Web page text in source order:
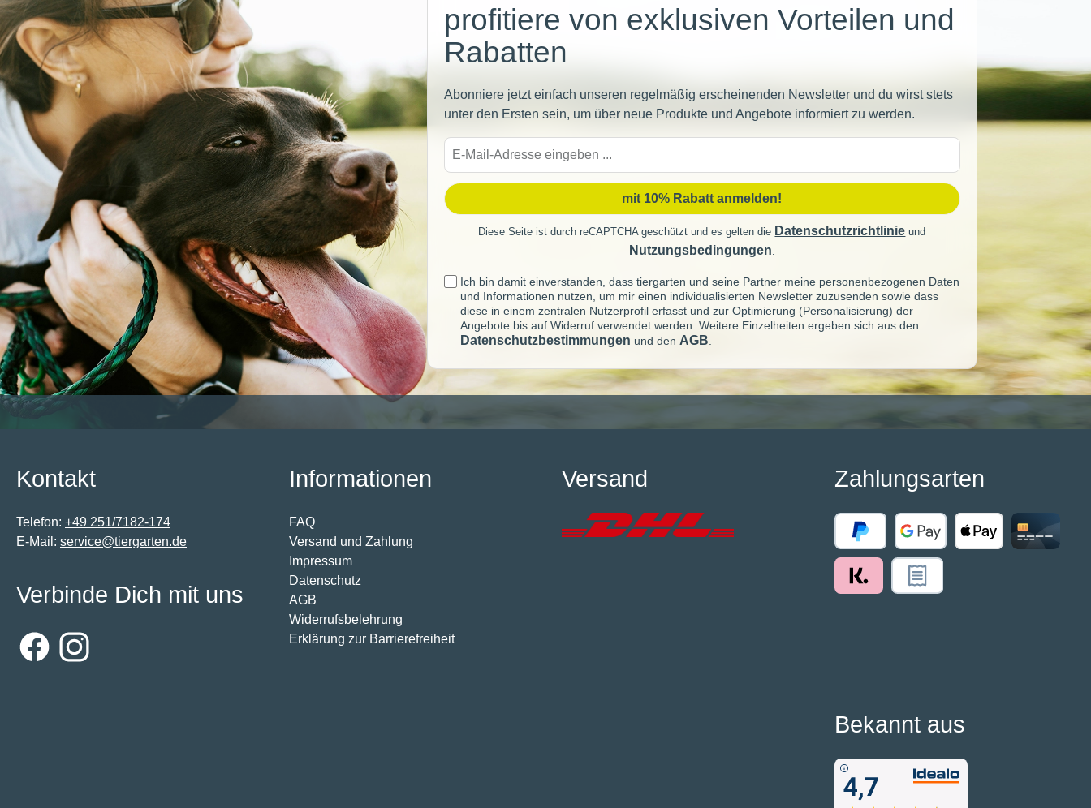
profitiere von exklusiven Vorteilen und
Rabatten
Abonniere jetzt einfach unseren regelmäßig erscheinenden Newsletter und du wirst stets
unter den Ersten sein, um über neue Produkte und Angebote informiert zu werden.
Adresse
mit 10% Rabatt anmelden!
Diese Seite ist durch reCAPTCHA geschützt und es gelten die Datenschutzrichtlinie und
Nutzungsbedingungen.
Ich bin damit einverstanden, dass tiergarten und seine Partner meine personenbezogenen Daten
und Informationen nutzen, um mir einen individualisierten Newsletter zuzusenden sowie dass
diese in einem zentralen Nutzerprofil erfasst und zur Optimierung (Personalisierung) der
Angebote bis auf Widerruf verwendet werden. Weitere Einzelheiten ergeben sich aus den
Datenschutzbestimmungen und den AGB
Kontakt
Telefon: +49 251/7182-174
E-Mail: service@tiergarten.de
Informationen
FAQ
Versand und Zahlung
Impressum
Datenschutz
AGB
Widerrufsbelehrung
Erklärung zur Barrierefreiheit
Versand Zahlungsarten
Verbinde Dich mit uns
FacebookInstagram
Bekannt aus